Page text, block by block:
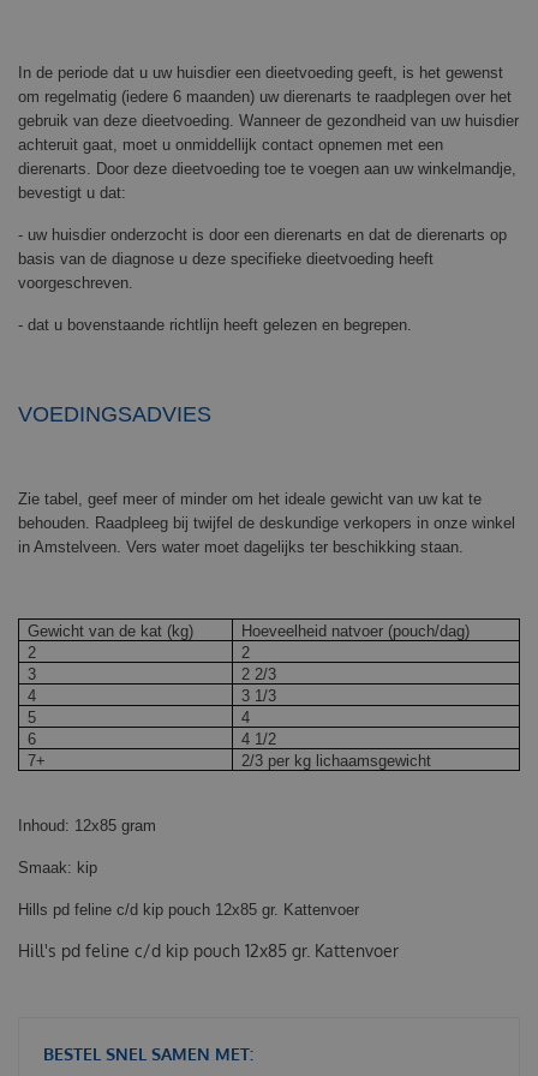
In de periode dat u uw huisdier een dieetvoeding geeft, is het gewenst
om regelmatig (iedere 6 maanden) uw dierenarts te raadplegen over het
gebruik van deze dieetvoeding. Wanneer de gezondheid van uw huisdier
achteruit gaat, moet u onmiddellijk contact opnemen met een
dierenarts. Door deze dieetvoeding toe te voegen aan uw winkelmandje,
bevestigt u dat:
- uw huisdier onderzocht is door een dierenarts en dat de dierenarts op
basis van de diagnose u deze specifieke dieetvoeding heeft
voorgeschreven.
- dat u bovenstaande richtlijn heeft gelezen en begrepen.
VOEDINGSADVIES
Zie tabel, geef meer of minder om het ideale gewicht van uw kat te
behouden. Raadpleeg bij twijfel de deskundige verkopers in onze winkel
in Amstelveen. Vers water moet dagelijks ter beschikking staan.
Gewicht van de kat (kg)
Hoeveelheid natvoer (pouch/dag)
2
2
3
2 2/3
4
3 1/3
5
4
6
4 1/2
7+
2/3 per kg lichaamsgewicht
Inhoud: 12x85 gram
Smaak: kip
Hills pd feline c/d kip pouch 12x85 gr. Kattenvoer
Hill's pd feline c/d kip pouch 12x85 gr. Kattenvoer
BESTEL SNEL SAMEN MET: